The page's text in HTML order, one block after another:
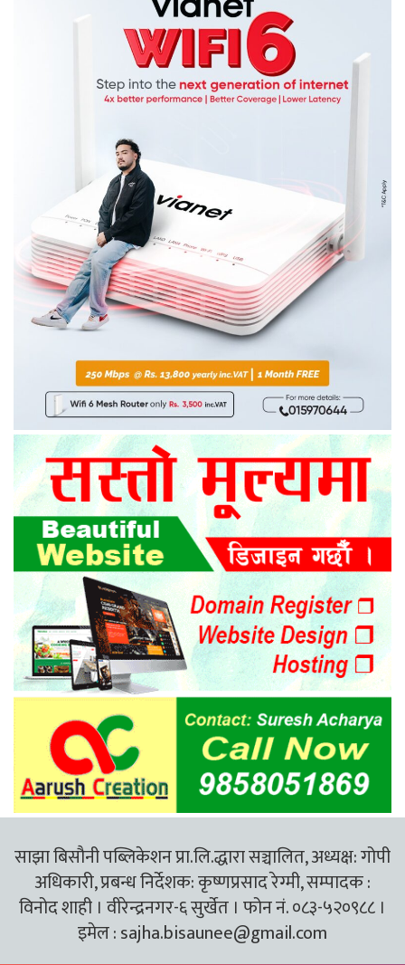
साझा बिसौनी पब्लिकेशन प्रा.लि.द्धारा सञ्चालित, अध्यक्ष: गोपी
अधिकारी, प्रबन्ध निर्देशक: कृष्णप्रसाद रेग्मी, सम्पादक :
विनोद शाही । वीरेन्द्रनगर-६ सुर्खेत । फोन नं. ०८३-५२०९८८ ।
इमेल :sajha.bisaunee@gmail.com